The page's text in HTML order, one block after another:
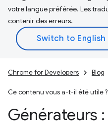
votre langue préférée. Les
contenir des erreurs.
Chrome for Developers Blog
Ce contenu vous a-t-il été utile ?
Générateurs